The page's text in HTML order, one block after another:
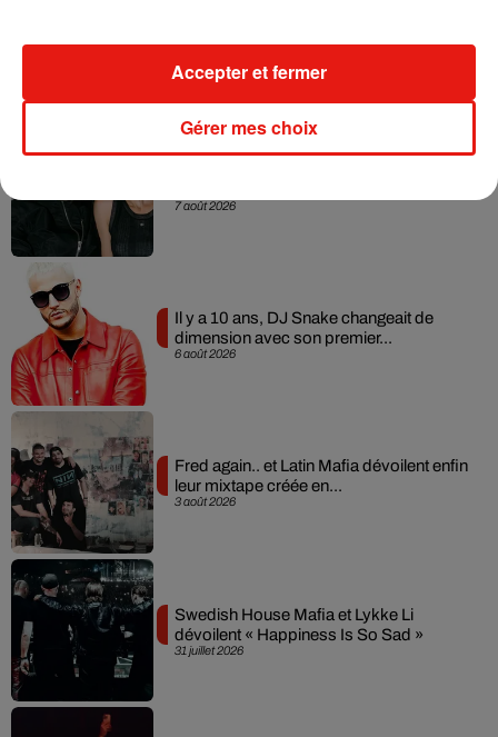
album après sa tournée mondiale
7 août 2026
6 août 2026
Il y a 10 ans, DJ Snake changeait de
dimension avec son premier...
3 août 2026
Fred again.. et Latin Mafia dévoilent enfin
leur mixtape créée en...
31 juillet 2026
Swedish House Mafia et Lykke Li
dévoilent « Happiness Is So Sad »
Gérer mes choix
Accepter et fermer